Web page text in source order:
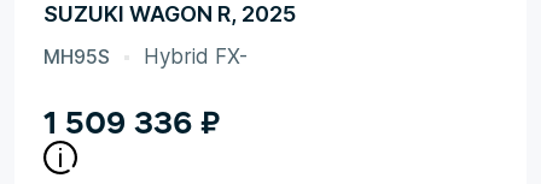
SUZUKI WAGON R, 2025
MH95S Hybrid FX-
1 509 336 ₽